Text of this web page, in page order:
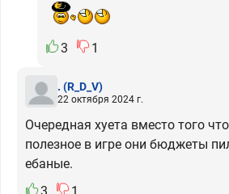
3 1
. (R_D_V)
22 октября 2024 г.
Очередная хуета вместо того
полезное в игре они бюджеты
ебаные.